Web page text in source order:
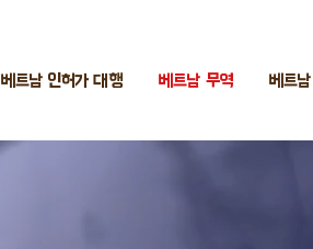
베트남 인허가 대행 베트남 무역 베트